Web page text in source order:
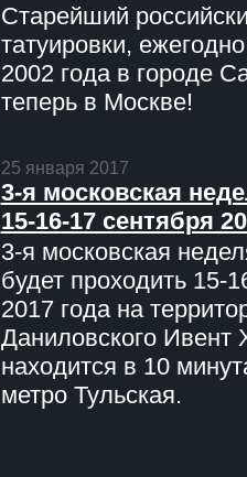
Старейший
татуировки,
2002 года в городе
теперь в Москве!
25 января 2017
3-я московская
15-16-17 сентября
3-я московская
будет проходить 15-
2017 года на
Даниловского Ивент
находится в 10
метро Тульская.